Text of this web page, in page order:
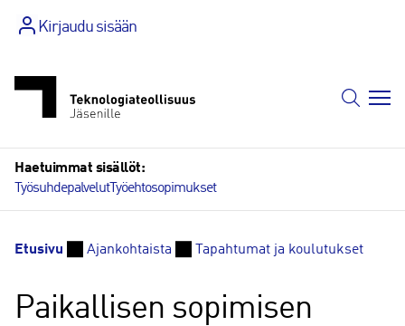
sisältöönKirjaudu sisään
Haetuimmat sisällöt:
TyösuhdepalvelutTyöehtosopimukset
Etusivu Ajankohtaista Tapahtumat ja koulutukset
Paikallisen sopimisen